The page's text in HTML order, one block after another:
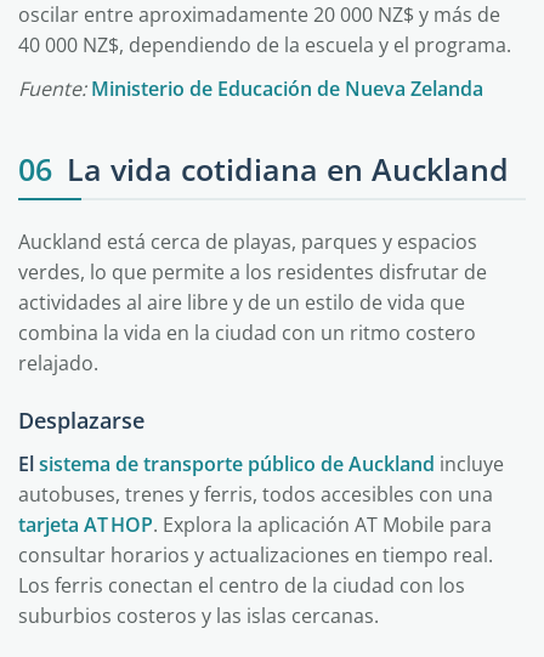
oscilar entre aproximadamente 20 000 NZ$ y más de
40 000 NZ$, dependiendo de la escuela y el programa.
Fuente: Ministerio de Educación de Nueva Zelanda
06 La vida cotidiana en Auckland
Auckland está cerca de playas, parques y espacios
verdes, lo que permite a los residentes disfrutar de
actividades al aire libre y de un estilo de vida que
combina la vida en la ciudad con un ritmo costero
relajado.
Desplazarse
Elsistema de transporte público de Auckland incluye
autobuses, trenes y ferris, todos accesibles con una
tarjeta AT HOP. Explora la aplicación AT Mobile para
consultar horarios y actualizaciones en tiempo real.
Los ferris conectan el centro de la ciudad con los
suburbios costeros y las islas cercanas.